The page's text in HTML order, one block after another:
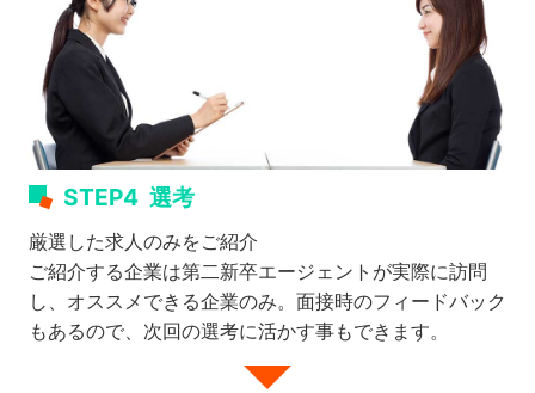
STEP4 選考
厳選した求人のみをご紹介
ご紹介する企業は第二新卒エージェントが実際に訪問
し、オススメできる企業のみ。面接時のフィードバック
もあるので、次回の選考に活かす事もできます。